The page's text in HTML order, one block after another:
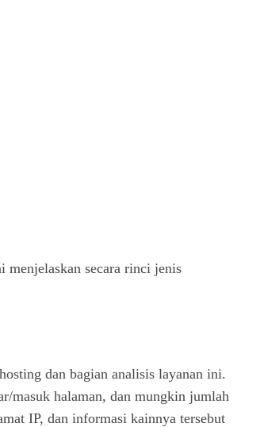
menjelaskan secara rinci jenis
dan bagian analisis layanan ini.
masuk halaman, dan mungkin jumlah
IP, dan informasi kainnya tersebut